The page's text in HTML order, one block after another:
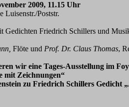
2009, 11.15 Uhr
Luisenstr./Poststr.
Gedichten Friedrich Schillers und
Flöte und Prof. Dr. Claus Thomas,
wir eine Tages-Ausstellung im
mit Zeichnungen“
zu Friedrich Schillers Gedicht